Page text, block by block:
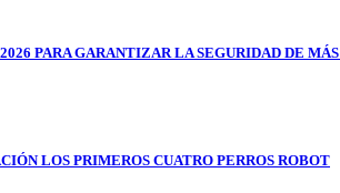
PARA GARANTIZAR LA SEGURIDAD DE
LOS PRIMEROS CUATRO PERROS ROBOT